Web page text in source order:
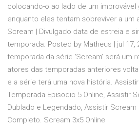
colocando-o ao lado de um
enquanto eles tentam sobreviver a um
Scream | Divulgado data de estreia e
temporada. Posted by Matheus | jul 17,
temporada da série ‘Scream’ será um
atores das temporadas anteriores
e a série terá uma nova história.
Temporada Episodio 5 Online, Assistir
Dublado e Legendado, Assistir
Completo. Scream 3x5 Online